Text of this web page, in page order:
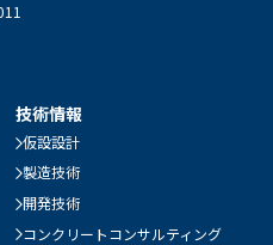
技術情報
仮設設計
製造技術
開発技術
コンクリートコンサルティング